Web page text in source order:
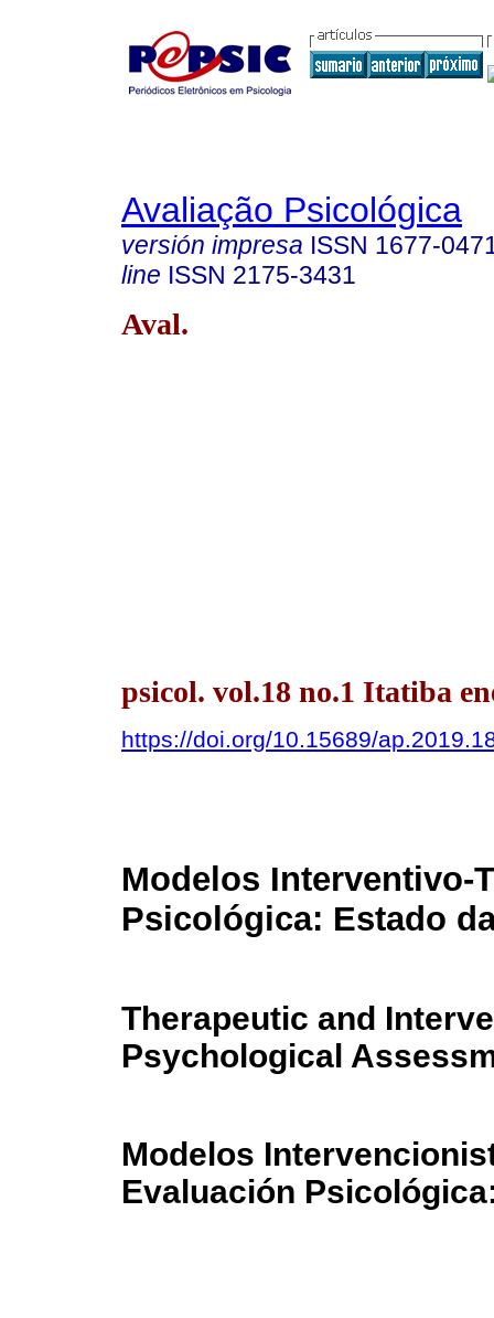
Avaliação Psicológica
versión impresa ISSN 1677-
line ISSN 2175-3431
Aval.
psicol. vol.18 no.1 Itatiba
https://doi.org/10.15689/
Modelos Interventivo-
Psicológica: Estado
Therapeutic and
Psychological
Modelos
Evaluación